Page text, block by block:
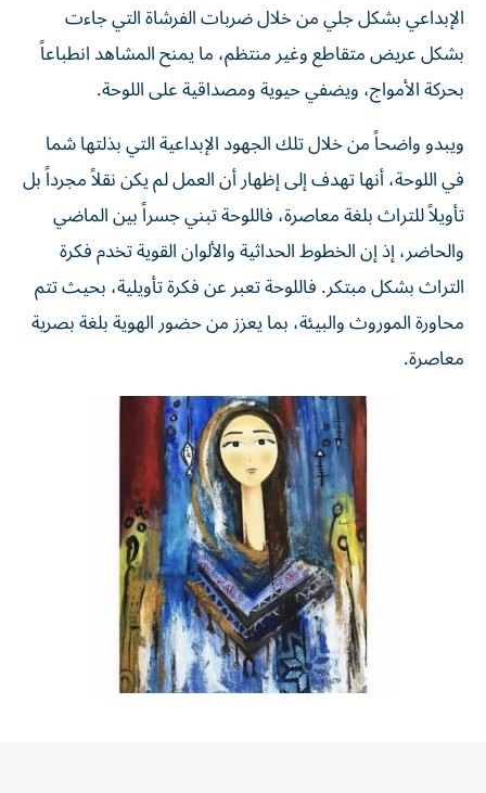
الإبداعي بشكل جلي من خلال ضربات الفرشاة التي جاءت
بشكل عريض متقاطع وغير منتظم، ما يمنح المشاهد انطباعاً
بحركة الأمواج، ويضفي حيوية ومصداقية على اللوحة.
ويبدو واضحاً من خلال تلك الجهود الإبداعية التي بذلتها شما
في اللوحة، أنها تهدف إلى إظهار أن العمل لم يكن نقلاً مجرداً بل
تأويلاً للتراث بلغة معاصرة، فاللوحة تبني جسراً بين الماضي
والحاضر، إذ إن الخطوط الحداثية والألوان القوية تخدم فكرة
التراث بشكل مبتكر. فاللوحة تعبر عن فكرة تأويلية، بحيث تتم
محاورة الموروث والبيئة، بما يعزز من حضور الهوية بلغة بصرية
معاصرة.